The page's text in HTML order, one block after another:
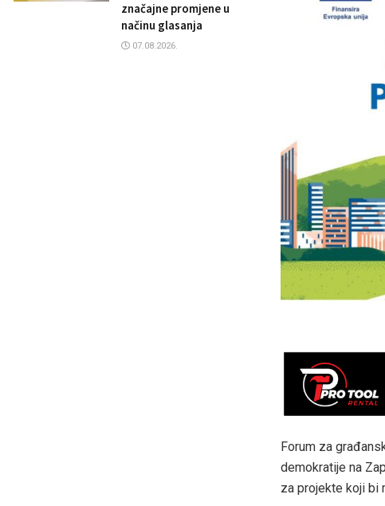
Forum za
demokratije na
za projekte koji bi
značajne promjene u
načinu glasanja
07.08.2026.